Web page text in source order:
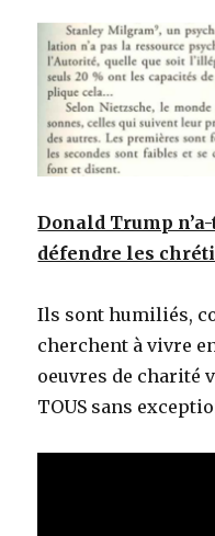
Donald Trump
défendre les
Ils sont humiliés,
cherchent à vivre
oeuvres de charité
TOUS sans